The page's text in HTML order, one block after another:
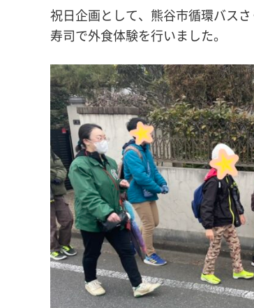
祝日企画として、熊谷市循環バス
寿司で外食体験を行いました。